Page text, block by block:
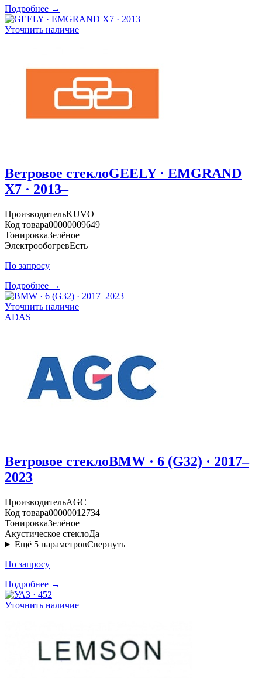
Подробнее →
Уточнить наличие
Ветровое стеклоGEELY · EMGRAND
X7 · 2013–
ПроизводительKUVO
Код товара00000009649
ТонировкаЗелёное
ЭлектрообогревЕсть
По запросу
Подробнее →
Уточнить наличие
ADAS
Ветровое стеклоBMW · 6 (G32) · 2017–
2023
ПроизводительAGC
Код товара00000012734
ТонировкаЗелёное
Акустическое стеклоДа
Ещё 5 параметровСвернуть
По запросу
Подробнее →
Уточнить наличие